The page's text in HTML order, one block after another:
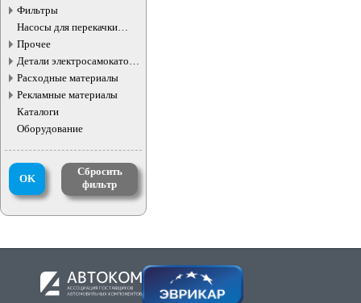
Фильтры
Насосы для перекачки
жидкостей
Прочее
Детали электросамокатов и
электротранспорта
Расходные материалы
Рекламные материалы
Каталоги
Оборудование
OK
Сбросить
фильтр